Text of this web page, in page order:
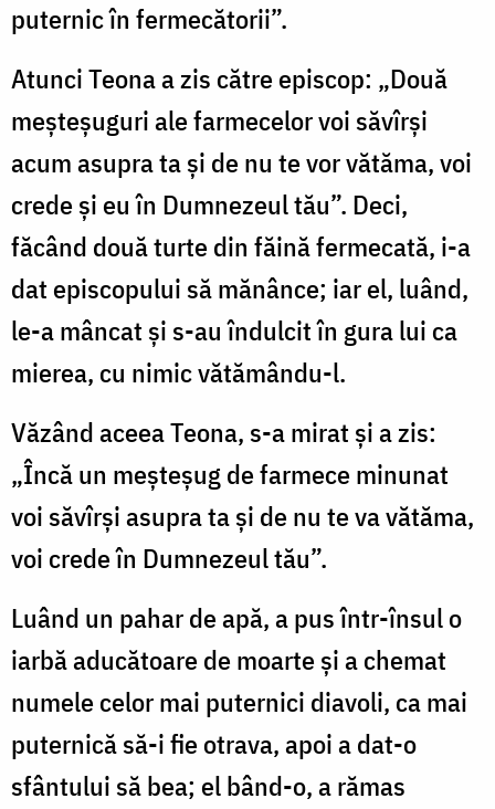
puternic în fermecătorii”.
Atunci Teona a zis către episcop: „Două
meșteșuguri ale farmecelor voi săvîrși
acum asupra ta și de nu te vor vătăma, voi
crede și eu în Dumnezeul tău”. Deci,
făcând două turte din făină fermecată, i-a
dat episcopului să mănânce; iar el, luând,
le-a mâncat și s-au îndulcit în gura lui ca
mierea, cu nimic vătămându-l.
Văzând aceea Teona, s-a mirat și a zis:
„Încă un meșteșug de farmece minunat
voi săvîrși asupra ta și de nu te va vătăma,
voi crede în Dumnezeul tău”.
Luând un pahar de apă, a pus într-însul o
iarbă aducătoare de moarte și a chemat
numele celor mai puternici diavoli, ca mai
puternică să-i fie otrava, apoi a dat-o
sfântului să bea; el bând-o, a rămas